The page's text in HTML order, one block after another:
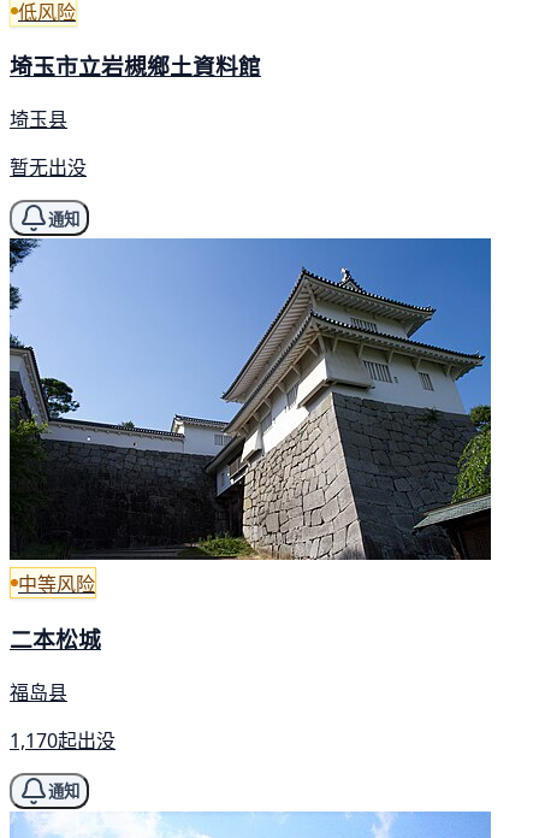
低风险
埼玉市立岩槻鄉土資料館
埼玉县
暂无出没
通知
中等风险
二本松城
福岛县
1,170起出没
通知